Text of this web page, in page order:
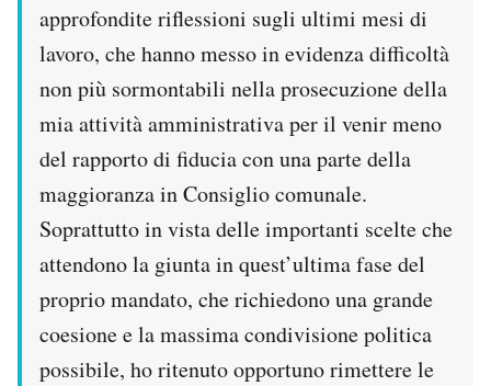
approfondite riflessioni sugli ultimi mesi di
lavoro, che hanno messo in evidenza difficoltà
non più sormontabili nella prosecuzione della
mia attività amministrativa per il venir meno
del rapporto di fiducia con una parte della
maggioranza in Consiglio comunale.
Soprattutto in vista delle importanti scelte che
attendono la giunta in quest’ultima fase del
proprio mandato, che richiedono una grande
coesione e la massima condivisione politica
possibile, ho ritenuto opportuno rimettere le